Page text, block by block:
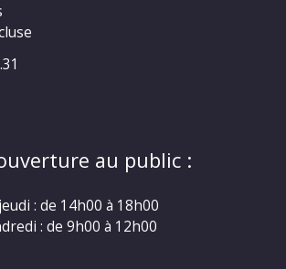
au public :
: de 14h00 à 18h00
: de 9h00 à 12h00